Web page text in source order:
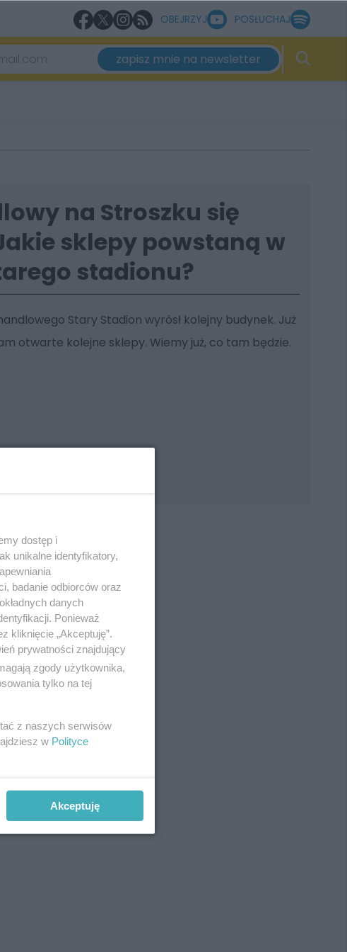
OBEJRZYJ POSŁUCHAJ
zapisz mnie na newsletter
na Stroszku się
sklepy powstaną w
stadionu?
Stary Stadion wyrósł kolejny budynek. Już
otwarte kolejne sklepy. Wiemy już, co tam będzie.
REKLAMA
dostęp i
unikalne identyfikatory,
badanie odbiorców oraz
danych
Ponieważ
kliknięcie „Akceptuję”.
prywatności znajdujący
zgody użytkownika,
tylko na tej
z naszych serwisów
w Polityce
Akceptuję